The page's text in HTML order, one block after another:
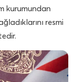
kurumundan
resmi